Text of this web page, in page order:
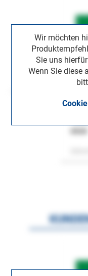
Wir möchten
Sie uns
Wenn Sie diese